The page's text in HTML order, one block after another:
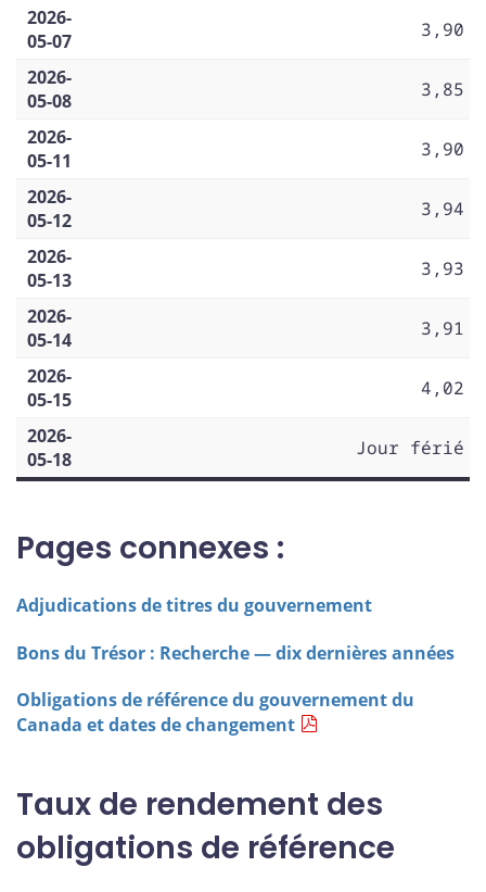
2026-
05-07
3,90
2026-
05-08
3,85
2026-
05-11
3,90
2026-
05-12
3,94
2026-
05-13
3,93
2026-
05-14
3,91
2026-
05-15
4,02
2026-
05-18
Jour férié
Pages connexes :
Adjudications de titres du gouvernement
Bons du Trésor : Recherche — dix dernières années
Obligations de référence du gouvernement du
Canada et dates de changement
Taux de rendement des
obligations de référence